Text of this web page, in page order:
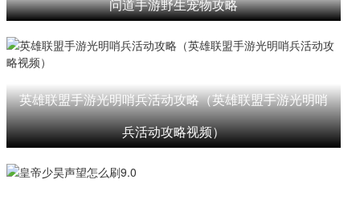
问道手游野生宠物攻略
英雄联盟手游光明哨兵活动攻略（英雄联盟手游光明哨
兵活动攻略视频）